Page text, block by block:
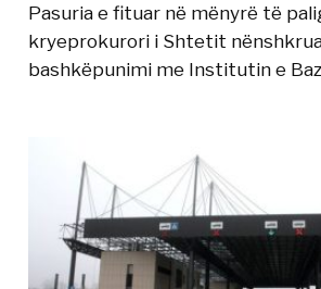
Pasuria e fituar në mënyrë të
kryeprokurori i Shtetit
bashkëpunimi me Institutin e